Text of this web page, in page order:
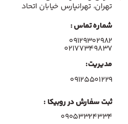
تهران، تهرانپارس خیابان اتحاد
شماره تماس :
۰۹۱۲۹۳۰۲۹۸۲
۰۲۱۷۷۳۴۹۸۳۷
مدیریت:
۰۹۱۲۵۵۰۱۲۲۹
ثبت سفارش در روبیکا :
09053324334